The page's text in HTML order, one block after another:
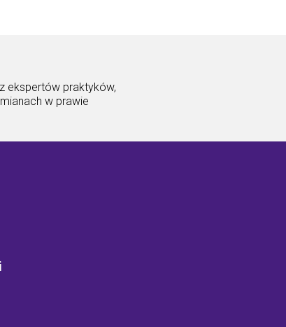
ekspertów praktyków,
w prawie